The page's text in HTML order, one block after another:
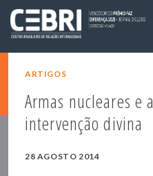
ARTIGOS
Armas nucleares e a
intervenção divina
28 AGOSTO 2014